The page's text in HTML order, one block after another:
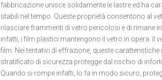
fabbricazione unisce solidamente le lastre ed ha
stabili nel tempo. Queste proprietà consentono al
rilasciare frammenti di vetro pericolosi e di rimane
infatti, i film plastici mantengono il vetro in opera. Il
film. Nei tentativi di effrazione, queste
stratificato di sicurezza protegge dal rischio di
Quando si rompe infatti, lo fa in modo sicuro,